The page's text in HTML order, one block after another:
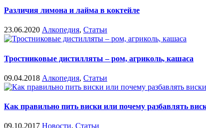
Различия лимона и лайма в коктейле
23.06.2020 Алкопедия, Статьи
Тростниковые дистилляты – ром, агриколь, кашаса
09.04.2018 Алкопедия, Статьи
Как правильно пить виски или почему разбавлять
09.10.2017 Новости, Статьи